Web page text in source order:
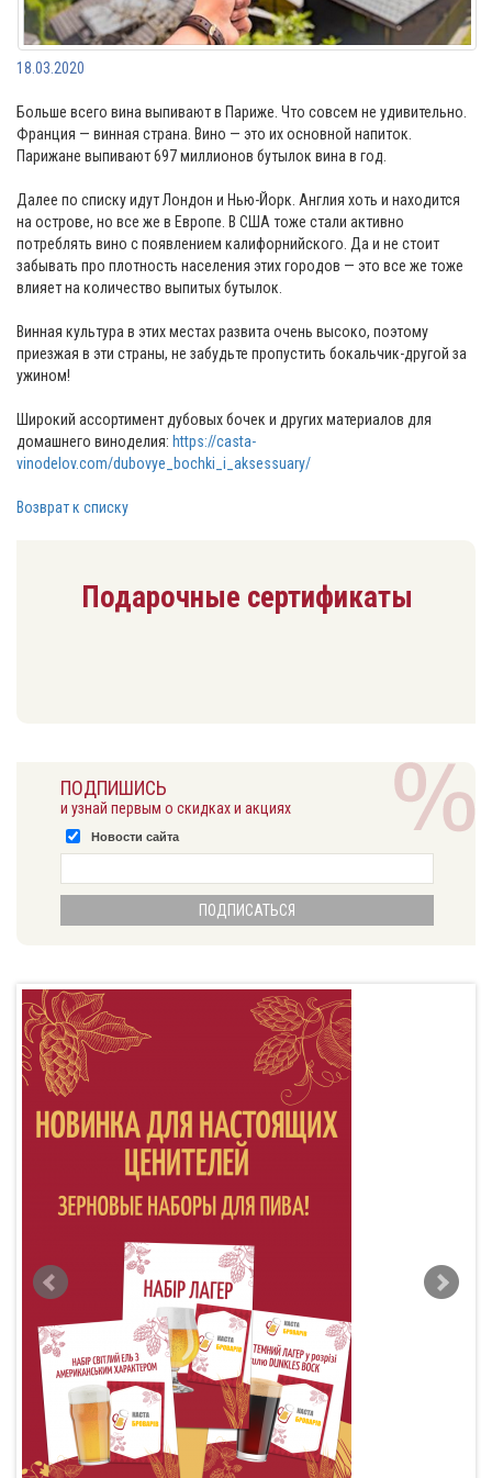
18.03.2020
Больше всего вина выпивают в Париже. Что совсем не удивительно.
Франция — винная страна. Вино — это их основной напиток.
Парижане выпивают 697 миллионов бутылок вина в год.
Далее по списку идут Лондон и Нью-Йорк. Англия хоть и находится
на острове, но все же в Европе. В США тоже стали активно
потреблять вино с появлением калифорнийского. Да и не стоит
забывать про плотность населения этих городов — это все же тоже
влияет на количество выпитых бутылок.
Винная культура в этих местах развита очень высоко, поэтому
приезжая в эти страны, не забудьте пропустить бокальчик-другой за
ужином!
Широкий ассортимент дубовых бочек и других материалов для
домашнего виноделия: https://casta-
vinodelov.com/dubovye_bochki_i_aksessuary/
Возврат к списку
Подарочные сертификаты
ПОДПИШИСЬ
и узнай первым о скидках и акциях
Новости сайта